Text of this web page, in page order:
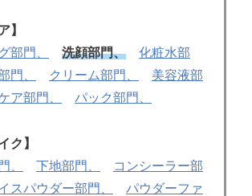
】
部門、
洗顔部門、
化粧水部
門、 クリーム部門、
美容液部
ア部門、 パック部門、
ク】
、
下地部門、
コンシーラー部
スパウダー部門、
パウダーファ